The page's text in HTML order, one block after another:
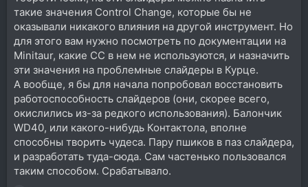
такие значения Control Change, которые бы не
оказывали никакого влияния на другой инструмент. Но
для этого вам нужно посмотреть по документации на
Minitaur, какие CC в нем не используются, и назначить
эти значения на проблемные слайдеры в Курце.
А вообще, я бы для начала попробовал восстановить
работоспособность слайдеров (они, скорее всего,
окислились из-за редкого использования). Балончик
WD40, или какого-нибудь Контактола, вполне
способны творить чудеса. Пару пшиков в паз слайдера,
и разработать туда-сюда. Сам частенько пользовался
таким способом. Срабатывало.